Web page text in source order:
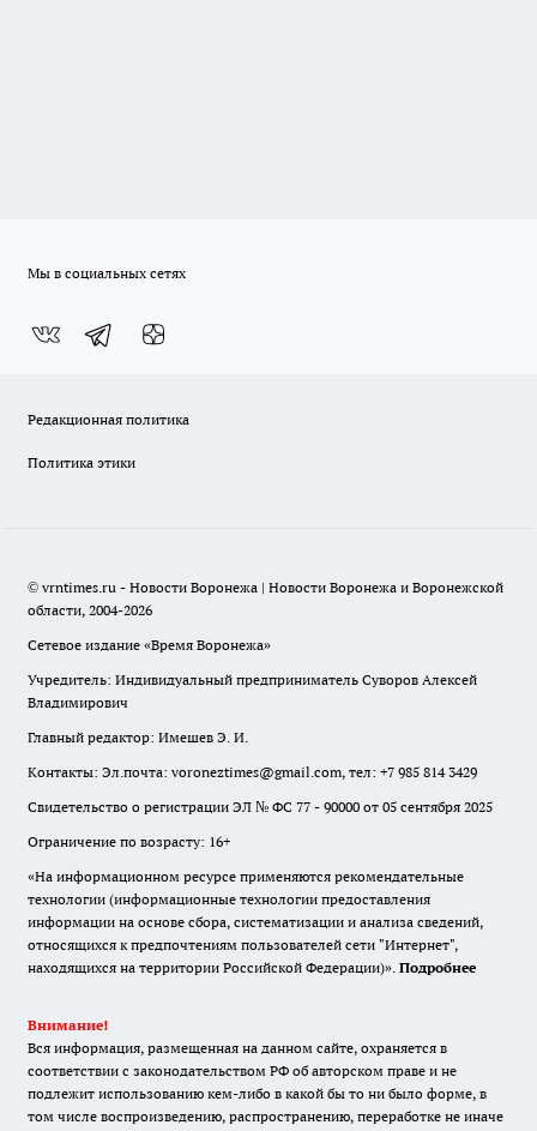
Мы в социальных сетях
Редакционная политика
Политика этики
© vrntimes.ru - Новости Воронежа | Новости Воронежа и Воронежской
области, 2004-2026
Сетевое издание «Время Воронежа»
Учредитель: Индивидуальный предприниматель Суворов Алексей
Владимирович
Главный редактор: Имешев Э. И.
Контакты: Эл.почта: voroneztimes@gmail.com, тел: +7 985 814 3429
Свидетельство о регистрации ЭЛ № ФС 77 - 90000 от 05 сентября 2025
Ограничение по возрасту: 16+
«На информационном ресурсе применяются рекомендательные
технологии (информационные технологии предоставления
информации на основе сбора, систематизации и анализа сведений,
относящихся к предпочтениям пользователей сети "Интернет",
находящихся на территории Российской Федерации)». Подробнее
Внимание!
Вся информация, размещенная на данном сайте, охраняется в
соответствии с законодательством РФ об авторском праве и не
подлежит использованию кем-либо в какой бы то ни было форме, в
том числе воспроизведению, распространению, переработке не иначе